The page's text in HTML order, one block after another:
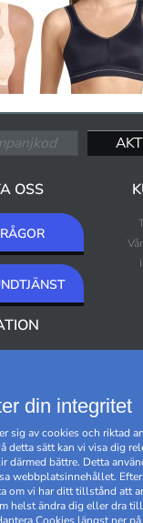
OSS
din integritet
sig av cookies och riktad
detta sätt kan vi visa dig
därmed bättre. Detta
webbplatsinnehållet.
om vi har ditt tillstånd att
helst ändra dig eller dra